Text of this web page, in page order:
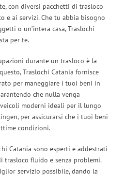
con diversi pacchetti di trasloco
e ai servizi. Che tu abbia bisogno
o un’intera casa, Traslochi
per te.
durante un trasloco è la
Traslochi Catania fornisce
per maneggiare i tuoi beni in
che nulla venga
moderni ideali per il lungo
per assicurarsi che i tuoi beni
condizioni.
Catania sono esperti e addestrati
trasloco fluido e senza problemi.
servizio possibile, dando la